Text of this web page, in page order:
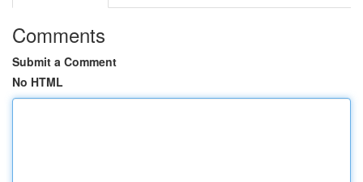
Comments
Submit a Comment
No HTML